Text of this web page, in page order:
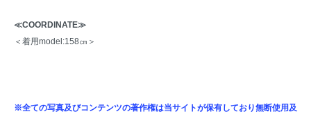
≪COORDINATE≫
＜着用model:158㎝＞
※全ての写真及びコンテンツの著作権は当サイトが保有しており無断使用及